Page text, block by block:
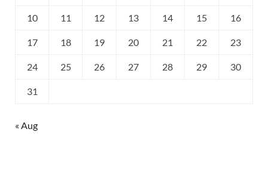
10 11 12 13 14 15 16
17 18 19 20 21 22 23
24 25 26 27 28 29 30
31
« Aug